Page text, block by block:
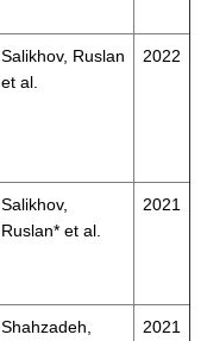
Salikhov, Ruslan
et al.
2022
Salikhov,
Ruslan* et al.
2021
Shahzadeh,
2021